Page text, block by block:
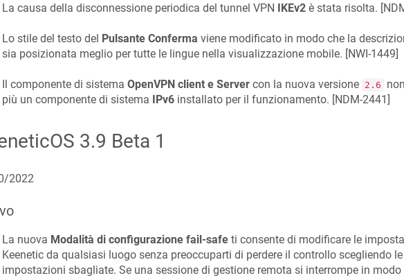
La causa della disconnessione periodica del tunnel VPN IKEv2è stata risolta. [
Lo stile del testo del Pulsante Conferma viene modificato in modo che la
sia posizionata meglio per tutte le lingue nella visualizzazione mobile. [NWI-1449]
Il componente di sistema OpenVPN client e Servercon la nuova versione 2.6
più un componente di sistema
IPv6installato per il funzionamento. [NDM-2441 ]
3.9 Beta 1
2022
La nuova Modalità di configurazione fail-safeti consente di modificare le
Keenetic da qualsiasi luogo senza preoccuparti di perdere il controllo scegliendo le
impostazioni sbagliate. Se una sessione di gestione remota si interrompe in